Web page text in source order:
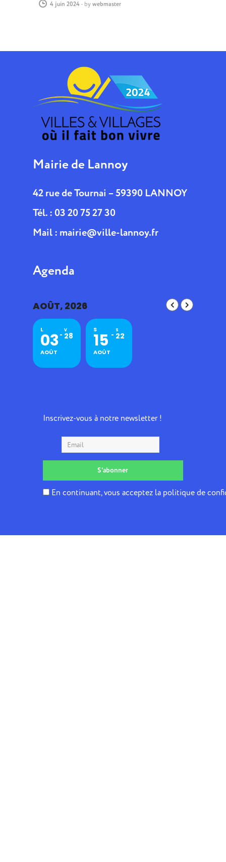
4 juin 2024- by webmaster
Mairie de Lannoy
42 rue de Tournai – 59390 LANNOY
Tél. : 03 20 75 27 30
Mail : mairie@ville-lannoy.fr
Agenda
AOÛT, 2026
L
03
AOÛT
V
28
S
15
AOÛT
S
22
Inscrivez-vous à notre newsletter !
En continuant, vous acceptez la politique de